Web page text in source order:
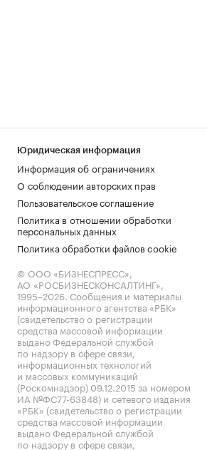
Юридическая информация
Информация об ограничениях
О соблюдении авторских прав
Пользовательское соглашение
Политика в отношении обработки
персональных данных
Политика обработки файлов cookie
© ООО «БИЗНЕСПРЕСС»,
АО «РОСБИЗНЕСКОНСАЛТИНГ»,
1995–2026. Сообщения и материалы
информационного агентства «РБК»
(свидетельство о регистрации
средства массовой информации
выдано Федеральной службой
по надзору в сфере связи,
информационных технологий
и массовых коммуникаций
(Роскомнадзор) 09.12.2015 за номером
ИА №ФС77-63848) и сетевого издания
«РБК» (свидетельство о регистрации
средства массовой информации
выдано Федеральной службой
по надзору в сфере связи,